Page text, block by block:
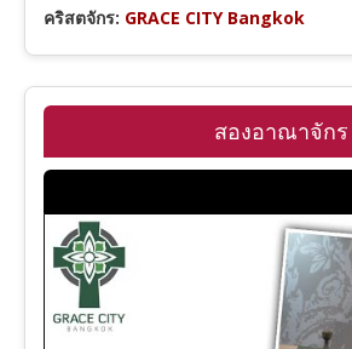
ฮาบากุก
พระคัมภีร์ภาคพันธสัญญาใหม่
รวมพระคัมภีร์ภาคพันธสัญญาใหม่
มัทธิว
มาระโก
หมวดหมู่คำเทศนา
รวมหมวดหมู่คำเทศนาทั้งหมด
พระคุณและความรอด
ชุดคำเทศนา (Series)
รวมผู้เทศนา
คริสตจักร: GRACE CITY Bangkok
สองอาณาจักร